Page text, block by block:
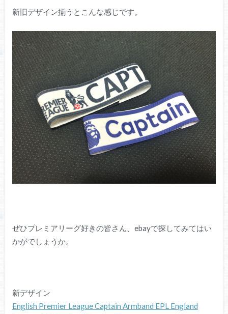
新旧デザイン揃うとこんな感じです。
ぜひプレミアリーグ好きの皆さん、ebayで探してみてはい
かがでしょうか。
新デザイン
English Premier League Captain Armband EPL England